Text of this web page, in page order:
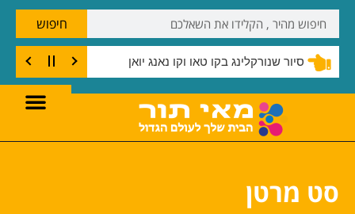
סיור שנורקלינג בקו טאו וקו נאנג יואן קו טאו
חיפוש
סט מרטן